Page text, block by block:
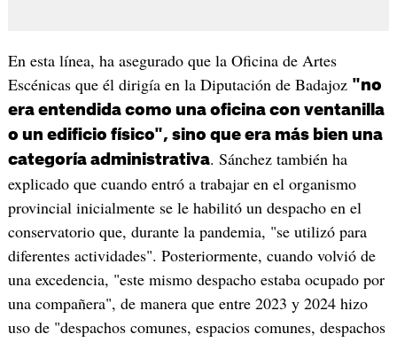
En esta línea, ha asegurado que la Oficina de Artes
Escénicas que él dirigía en la Diputación de Badajoz "no
era entendida como una oficina con ventanilla
o un edificio físico", sino que era más bien una
categoría administrativa. Sánchez también ha
explicado que cuando entró a trabajar en el organismo
provincial inicialmente se le habilitó un despacho en el
conservatorio que, durante la pandemia, "se utilizó para
diferentes actividades". Posteriormente, cuando volvió de
una excedencia, "este mismo despacho estaba ocupado por
una compañera", de manera que entre 2023 y 2024 hizo
uso de "despachos comunes, espacios comunes, despachos